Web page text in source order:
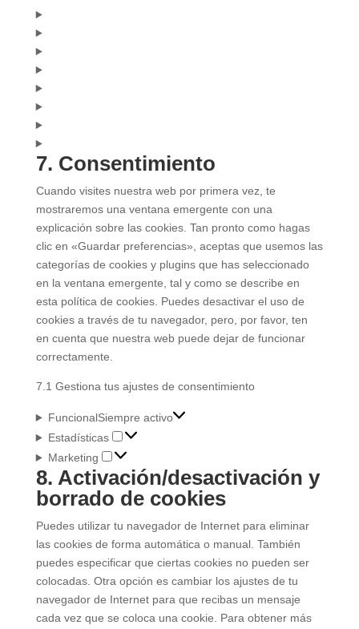
7. Consentimiento
Cuando visites nuestra web por primera vez, te
mostraremos una ventana emergente con una
explicación sobre las cookies. Tan pronto como hagas
clic en «Guardar preferencias», aceptas que usemos las
categorías de cookies y plugins que has seleccionado
en la ventana emergente, tal y como se describe en
esta política de cookies. Puedes desactivar el uso de
cookies a través de tu navegador, pero, por favor, ten
en cuenta que nuestra web puede dejar de funcionar
correctamente.
7.1 Gestiona tus ajustes de consentimiento
FuncionalSiempre activo
Estadísticas
Estadísticas
Marketing
Marketing
8. Activación/desactivación y
borrado de cookies
Puedes utilizar tu navegador de Internet para eliminar
las cookies de forma automática o manual. También
puedes especificar que ciertas cookies no pueden ser
colocadas. Otra opción es cambiar los ajustes de tu
navegador de Internet para que recibas un mensaje
cada vez que se coloca una cookie. Para obtener más